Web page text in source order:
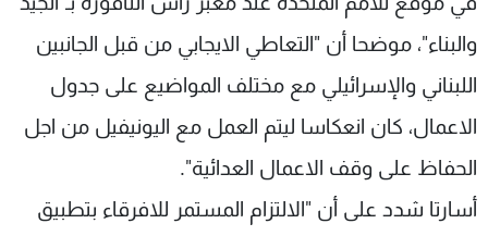
والبناء"، موضحا أن "التعاطي الايجابي من قبل الجانبين
اللبناني والإسرائيلي مع مختلف المواضيع على جدول
الاعمال، كان انعكاسا ليتم العمل مع اليونيفيل من اجل
الحفاظ على وقف الاعمال العدائية".
أسارتا شدد على أن "الالتزام المستمر للافرقاء بتطبيق
سياسة الخصوصية